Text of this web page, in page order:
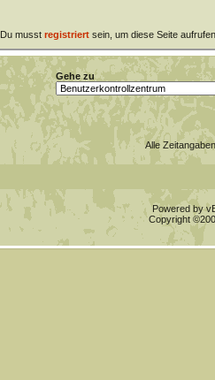
Du musst registriertsein, um diese Seite
Gehe zu
Alle
Powered by
Copyright